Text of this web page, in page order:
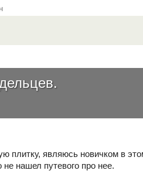
плитку, являюсь новичком в
не нашел путевого про нее.